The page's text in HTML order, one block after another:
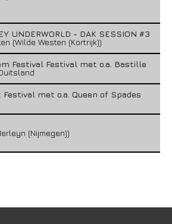
UNDERWORLD - DAK SESSION #3
(Wilde Westen (Kortrijk))
Festival Festival met o.a. Bastille
met o.a. Queen of Spades
(Nijmegen))